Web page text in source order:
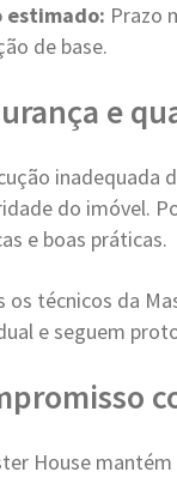
estimado: Prazo
de base.
e
inadequada
do imóvel.
e boas práticas.
os técnicos da
e seguem
House